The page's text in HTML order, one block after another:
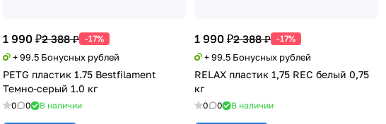
1 990 ₽2 388 ₽ -17%
+ 99.5 Бонусных рублей
PETG пластик 1.75 Bestfilament
Темно-серый 1.0 кг
0 0 В наличии
1 990 ₽2 388 ₽ -17%
+ 99.5 Бонусных рублей
RELAX пластик 1,75 REC белый 0,75
кг
0 0 В наличии